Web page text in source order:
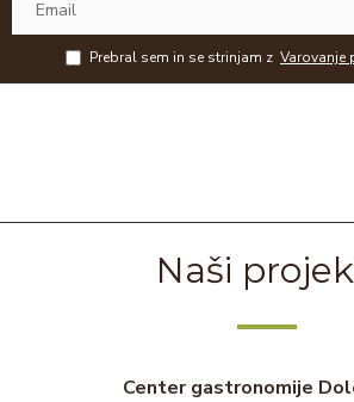
Prebral sem in se strinjam z Varovanje
Naši
Center gastronomije